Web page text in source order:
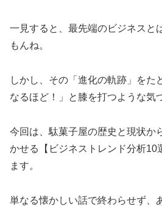
一見すると、最先端のビジネスと
もんね。
しかし、その「進化の軌跡」をた
なるほど！」と膝を打つような気
今回は、駄菓子屋の歴史と現状か
かせる【ビジネストレンド分析10
ます。
単なる懐かしい話で終わらせず、